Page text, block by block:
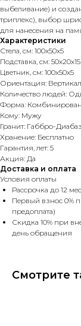
выбеливание) и
триплекс), выбор
для нанесения на
Характеристики
Стела, см: 100х50х5
Подставка, см: 50х20х15
Цветник, см: 100х50х5
Ориентация:
Количество людей:
Форма:
Кому: Мужу
Гранит: Габбро-
Хранение: Бесплатно
Гарантия, лет: 5
Акция: Да
Доставка и оплата
Условия оплаты
Рассрочка до 12
Первый взнос 0%
предоплата)
Скидка 10% при
день обращения
Смотрите